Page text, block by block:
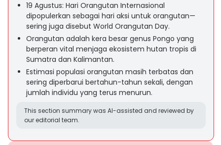
19 Agustus: Hari Orangutan Internasional
dipopulerkan sebagai hari aksi untuk orangutan—
sering juga disebut World Orangutan Day.
Orangutan adalah kera besar genus Pongo yang
berperan vital menjaga ekosistem hutan tropis di
Sumatra dan Kalimantan.
Estimasi populasi orangutan masih terbatas dan
sering diperbarui bertahun-tahun sekali, dengan
jumlah individu yang terus menurun.
This section summary was AI-assisted and reviewed by
our editorial team.